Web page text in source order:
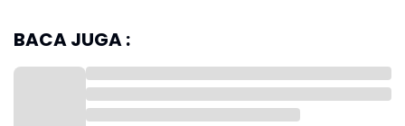
BACA JUGA :